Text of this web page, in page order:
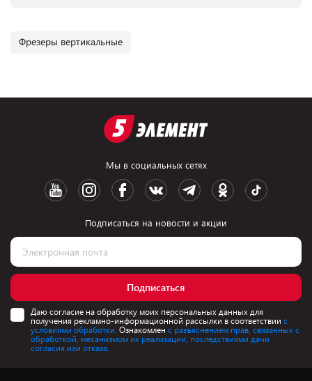
Фрезеры вертикальные
Мы в социальных сетях
Подписаться на новости и акции
Подписаться
Даю согласие на обработку моих персональных данных для
получения рекламно-информационной рассылки в соответствии с
условиями обработки. Ознакомлен с разъяснением прав, связанных с
обработкой, механизмом их реализации, последствиями дачи
согласия или отказа.